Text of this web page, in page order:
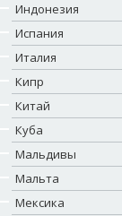
Индонезия
Испания
Италия
Кипр
Китай
Куба
Мальдивы
Мальта
Мексика